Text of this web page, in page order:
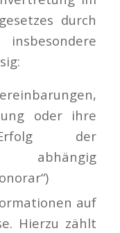
durch
oder ihre
der
abhängig
auf
Hierzu zählt